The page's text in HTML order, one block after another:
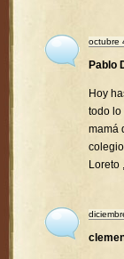
octubre
Pablo
Hoy
todo lo
mamá
Loreto